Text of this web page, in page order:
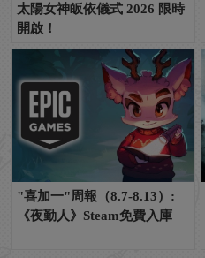
太陽女神皈依儀式 2026 限時
開啟！
"喜加一"周報（8.7-8.13）:
《夜勤人》Steam免費入庫